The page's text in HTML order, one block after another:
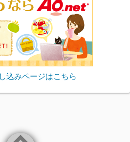
込みページはこちら